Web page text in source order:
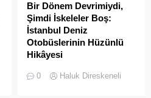
Bir Dönem Devrimiydi,
Şimdi İskeleler Boş:
İstanbul Deniz
Otobüslerinin Hüzünlü
Hikâyesi
2000’li yılların başında
İstanbul’da deniz ulaşımı,
0 Haluk Direskeneli